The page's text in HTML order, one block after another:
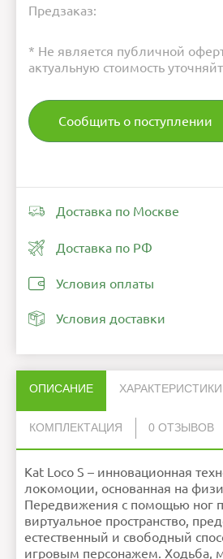
Предзаказ:
* Не является публичной
актуальную стоимость
Сообщить о поступлении
Доставка по Москве
Доставка по РФ
Условия оплаты
Условия доставки
ОПИСАНИЕ ХАРАКТЕРИСТИКИ
КОМПЛЕКТАЦИЯ 0 ОТЗЫВОВ
Kat Loco S – инновационная
локомоции, основанная на
Передвижения с помощью ног
виртуальное пространство,
естественный и свободный
игровым персонажем. Ходьба,
Прочее
Габариты 50 мм
Задержка
Аккумулятор Li-ion
работы
7 ч в
дней в
НАПИСАТЬ
Внимание: HTML не
РейтингПлохо